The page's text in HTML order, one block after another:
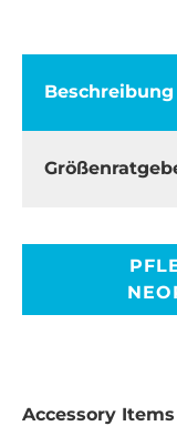
Beschreibung
Accessory Items